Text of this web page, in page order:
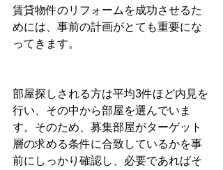
賃貸物件のリフォームを成功させるた
めには、事前の計画がとても重要にな
ってきます。
部屋探しされる方は平均3件ほど内見を
行い、その中から部屋を選んでいま
す。そのため、募集部屋がターゲット
層の求める条件に合致しているかを事
前にしっかり確認し、必要であればそ